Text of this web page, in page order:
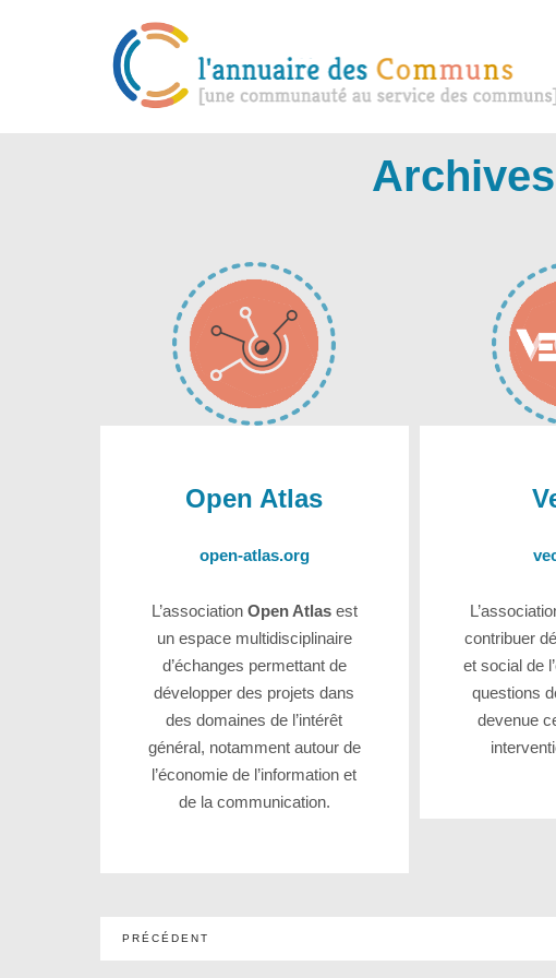
Open Atlas
open-atlas.org
L’association Open Atlasest
un espace multidisciplinaire
d’échanges permettant de
développer des projets dans
des domaines de l’intérêt
général, notamment autour de
l’économie de l’information et
de la communication.
contribuer
et social de
questions
devenue
PRÉCÉDENT